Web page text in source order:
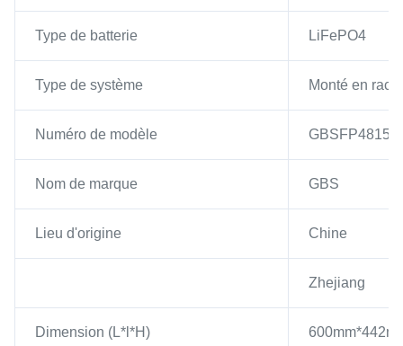
Type de batterie LiFePO4
Type de système Monté en rack
Numéro de modèle
Nom de marque GBS
Lieu d'origine Chine
Zhejiang
Dimension (L*l*H)